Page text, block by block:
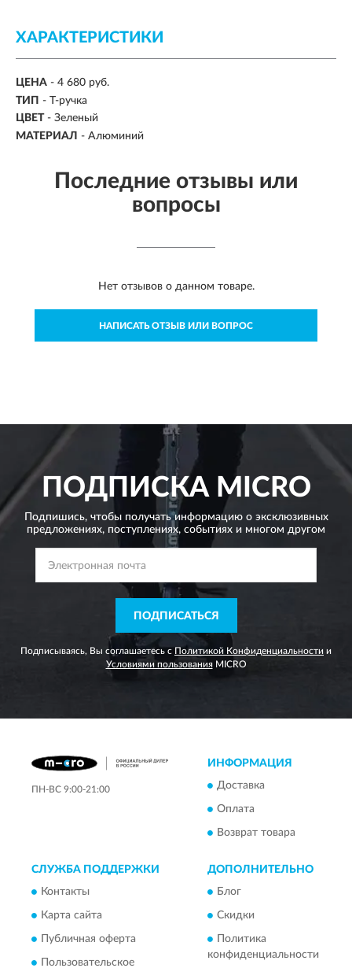
ХАРАКТЕРИСТИКИ
ЦЕНА - 4 680 руб.
ТИП - Т-ручка
ЦВЕТ - Зеленый
МАТЕРИАЛ - Алюминий
Последние отзывы или
вопросы
Нет отзывов о данном товаре.
НАПИСАТЬ ОТЗЫВ ИЛИ ВОПРОС
ПОДПИСКАMICRO
Подпишись, чтобы получать информацию о эксклюзивных
предложениях, поступлениях, событиях и многом другом
ПОДПИСАТЬСЯ
Подписываясь, Вы соглашаетесь с Политикой Конфиденциальности и
Условиями пользованияMICRO
ПН-ВС 9:00-21:00
ИНФОРМАЦИЯ
Доставка
Оплата
Возврат товара
СЛУЖБА ПОДДЕРЖКИ
Контакты
Карта сайта
Публичная оферта
Пользовательское
ДОПОЛНИТЕЛЬНО
Блог
Скидки
Политика
конфиденциальности